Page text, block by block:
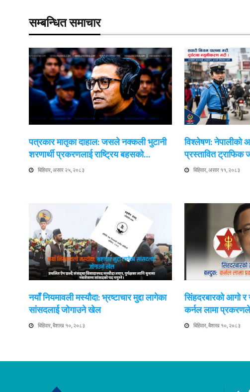
सम्बन्धित समाचार
पत्रकार मातृका दाहाल: जसले नक्कली भुटानी
शरणार्थी प्रकरणलाई राष्ट्रिय बहसको…
बिहिवार, असार २५, २०८३
विश्लेषण: नेपालीको
प्रस्तावित ट्राफिक
बिहिवार, असार ११, २०८३
नयाँ नियमावली मस्यौदा: भ्रष्टाचार मुद्दा लागेका
सांसदलाई जोगाउने खेल
बिहिवार, बैशाख १०, २०८३
सिंहदरबारको आगो र
कर्नल लामा
बिहिवार, बैशाख १०, २०८३